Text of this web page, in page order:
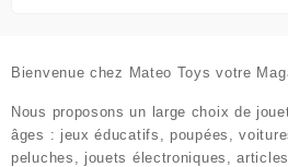
Bienvenue chez Mateo Toys votre
Nous proposons un large choix de
âges : jeux éducatifs, poupées,
peluches, jouets électroniques,